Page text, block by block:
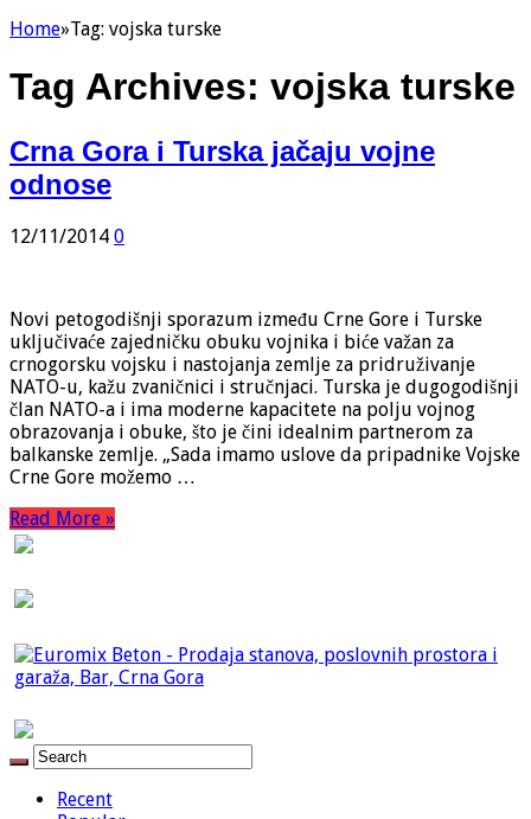
Home»Tag: vojska turske
Tag Archives: vojska turske
Crna Gora i Turska jačaju vojne
odnose
12/11/2014 0
Novi petogodišnji sporazum između Crne Gore i Turske
uključivaće zajedničku obuku vojnika i biće važan za
crnogorsku vojsku i nastojanja zemlje za pridruživanje
NATO-u, kažu zvaničnici i stručnjaci. Turska je dugogodišnji
član NATO-a i ima moderne kapacitete na polju vojnog
obrazovanja i obuke, što je čini idealnim partnerom za
balkanske zemlje. „Sada imamo uslove da pripadnike Vojske
Crne Gore možemo …
Read More »
Recent